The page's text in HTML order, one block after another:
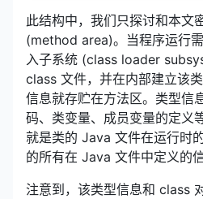
此结构中，我们只探讨和本文
(method area)。当程序运行
入子系统 (class loader
class 文件，并在内部建立该
信息就存贮在方法区。类型信
码、类变量、成员变量的定义
就是类的 Java 文件在运行时
的所有在 Java 文件中定义的信
注意到，该类型信息和 class